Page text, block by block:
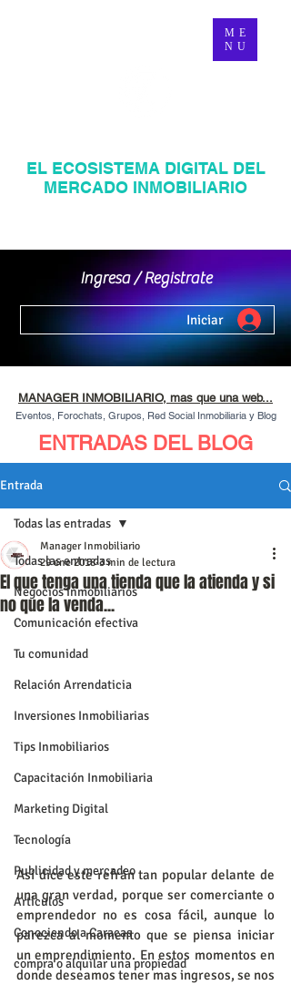
ME
NU
Ingresa / Registrate
Iniciar
EL ECOSISTEMA DIGITAL DEL
MERCADO INMOBILIARIO
MANAGER INMOBILIARIO, mas que una web...
Eventos, Forochats, Grupos, Red Social Inmobiliaria y Blog
ENTRADAS DEL BLOG
Entrada
Todas las entradas
Negocios inmobiliarios
Comunicación efectiva
Tu comunidad
Relación Arrendaticia
Inversiones Inmobiliarias
Tips Inmobiliarios
Capacitación Inmobiliaria
Marketing Digital
Tecnología
Publicidad y mercadeo
Artículos
Conociendo a Caracas
compra o alquilar una propiedad
Todas las entradas
El que tenga una tienda que la atienda y si
no que la venda...
Manager Inmobiliario
29 ene 2018 3 min de lectura
Así dice este refrán tan popular delante de
una gran verdad, porque ser comerciante o
emprendedor no es cosa fácil, aunque lo
parezca al momento que se piensa iniciar
un emprendimiento. En estos momentos en
donde deseamos tener mas ingresos, se nos